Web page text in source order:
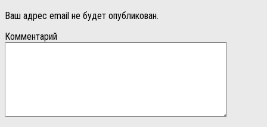
Ваш адрес email не будет опубликован.
Комментарий